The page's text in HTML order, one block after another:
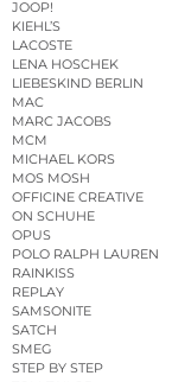
JOOP!
KIEHL’S
LACOSTE
LENA HOSCHEK
LIEBESKIND BERLIN
MAC
MARC JACOBS
MCM
MICHAEL KORS
MOS MOSH
OFFICINE CREATIVE
ON SCHUHE
OPUS
POLO RALPH LAUREN
RAINKISS
REPLAY
SAMSONITE
SATCH
SMEG
STEP BY STEP